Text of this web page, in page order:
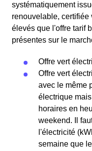
systématiquement
renouvelable, certifiée
élevés que l'offre tarif
présentes sur le
Offre vert
Offre vert
avec le même
électrique
horaires en
weekend. Il
l'électricité
semaine que